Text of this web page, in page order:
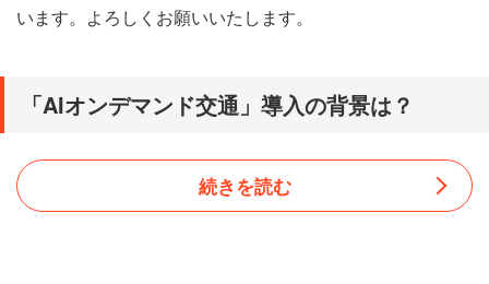
います。よろしくお願いいたします。
「AIオンデマンド交通」導入の背景は？
続きを読む